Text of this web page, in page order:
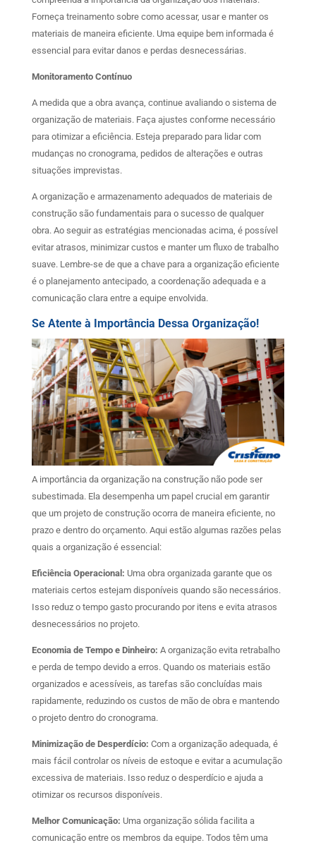
Forneça treinamento sobre como acessar, usar e manter os
materiais de maneira eficiente. Uma equipe bem informada é
essencial para evitar danos e perdas desnecessárias.
Monitoramento Contínuo
A medida que a obra avança, continue avaliando o sistema de
organização de materiais. Faça ajustes conforme necessário
para otimizar a eficiência. Esteja preparado para lidar com
mudanças no cronograma, pedidos de alterações e outras
situações imprevistas.
A organização e armazenamento adequados de materiais de
construção são fundamentais para o sucesso de qualquer
obra. Ao seguir as estratégias mencionadas acima, é possível
evitar atrasos, minimizar custos e manter um fluxo de trabalho
suave. Lembre-se de que a chave para a organização eficiente
é o planejamento antecipado, a coordenação adequada e a
comunicação clara entre a equipe envolvida.
Se Atente à Importância Dessa Organização!
A importância da organização na construção não pode ser
subestimada. Ela desempenha um papel crucial em garantir
que um projeto de construção ocorra de maneira eficiente, no
prazo e dentro do orçamento. Aqui estão algumas razões pelas
quais a organização é essencial:
Eficiência Operacional: Uma obra organizada garante que os
materiais certos estejam disponíveis quando são necessários.
Isso reduz o tempo gasto procurando por itens e evita atrasos
desnecessários no projeto.
Economia de Tempo e Dinheiro: A organização evita retrabalho
e perda de tempo devido a erros. Quando os materiais estão
organizados e acessíveis, as tarefas são concluídas mais
rapidamente, reduzindo os custos de mão de obra e mantendo
o projeto dentro do cronograma.
Minimização de Desperdício: Com a organização adequada, é
mais fácil controlar os níveis de estoque e evitar a acumulação
excessiva de materiais. Isso reduz o desperdício e ajuda a
otimizar os recursos disponíveis.
Melhor Comunicação: Uma organização sólida facilita a
comunicação entre os membros da equipe. Todos têm uma